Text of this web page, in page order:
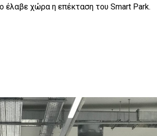
έλαβε χώρα η επέκταση του Smart Park.